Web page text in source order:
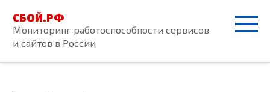
контенту
СБОЙ.РФ
Мониторинг работоспособности сервисов
и сайтов в России